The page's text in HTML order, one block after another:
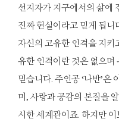
선지자가 지구에서의 삶에
진짜 현실이라고 믿게 됩니
자신의 고유한 인격을 지키
유한 인격이란 것은 없으며
믿습니다. 주인공 ‘나반’은
미, 사랑과 공감의 본질을
시한 세계관이죠. 하지만